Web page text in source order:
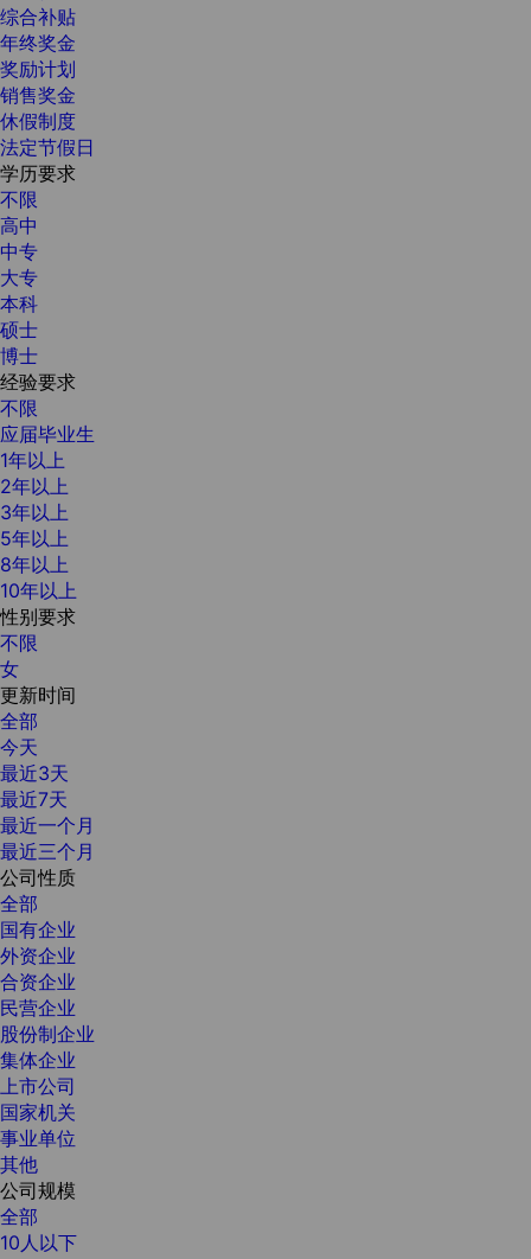
综合补贴
年终奖金
奖励计划
销售奖金
休假制度
法定节假日
学历要求
不限
高中
中专
大专
本科
硕士
博士
经验要求
不限
应届毕业生
1年以上
2年以上
3年以上
5年以上
8年以上
10年以上
性别要求
不限
女
更新时间
全部
今天
最近3天
最近7天
最近一个月
最近三个月
公司性质
全部
国有企业
外资企业
合资企业
民营企业
股份制企业
集体企业
上市公司
国家机关
事业单位
其他
公司规模
全部
10人以下